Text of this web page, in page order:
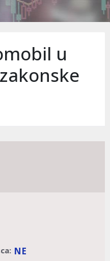
u
NE